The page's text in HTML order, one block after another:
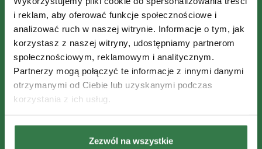
i reklam, aby oferować funkcje społecznościowe i
analizować ruch w naszej witrynie. Informacje o tym, jak
korzystasz z naszej witryny, udostępniamy partnerom
społecznościowym, reklamowym i analitycznym.
Partnerzy mogą połączyć te informacje z innymi danymi
otrzymanymi od Ciebie lub uzyskanymi podczas
korzystania z ich usług.
Zezwól na wszystkie